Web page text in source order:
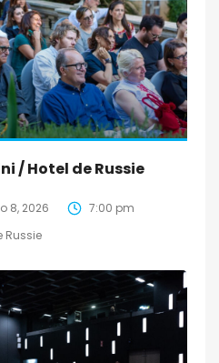
/ Hotel de Russie
8, 2026
7:00 pm
Russie